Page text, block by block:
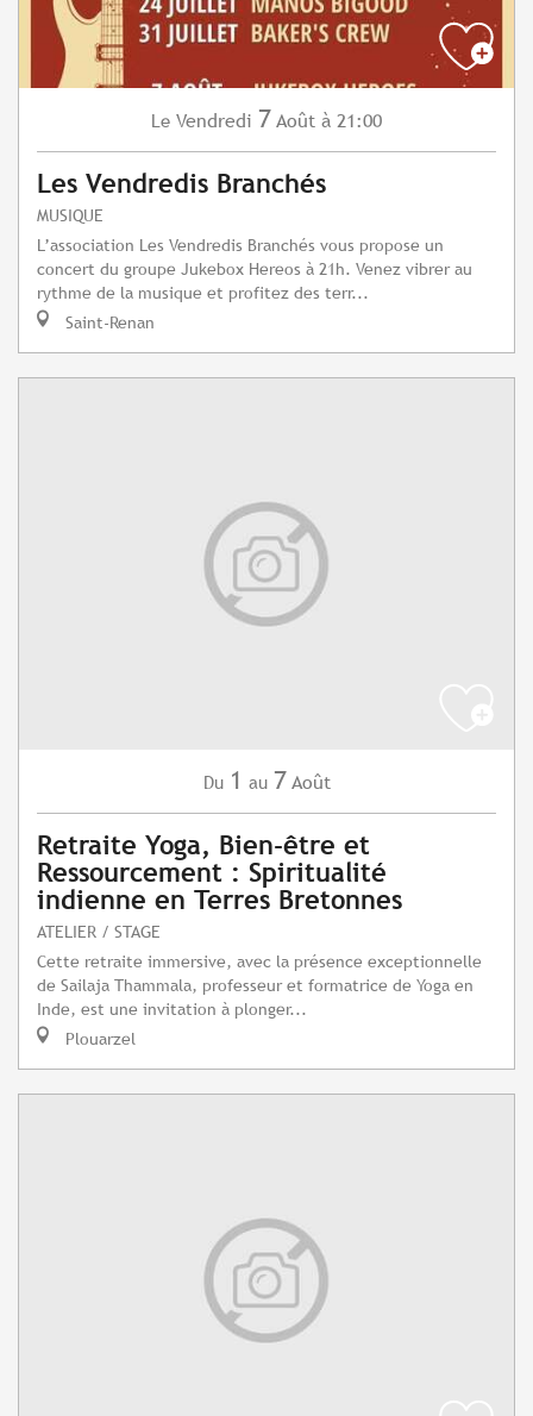
Le Vendredi 7 Août à 21:00
Les Vendredis Branchés
MUSIQUE
L’association Les Vendredis Branchés vous propose un
concert du groupe Jukebox Hereos à 21h. Venez vibrer au
rythme de la musique et profitez des terr...
Saint-Renan
Du 1 au 7 Août
Retraite Yoga, Bien-être et
Ressourcement : Spiritualité
indienne en Terres Bretonnes
ATELIER / STAGE
Cette retraite immersive, avec la présence exceptionnelle
de Sailaja Thammala, professeur et formatrice de Yoga en
Inde, est une invitation à plonger...
Plouarzel